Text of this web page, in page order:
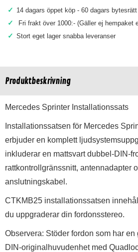
✓ 14 dagars öppet köp - 60 dagars bytesrätt
✓ Fri frakt över 1000:- (Gäller ej hempaket
✓ Stort eget lager snabba leveranser
Produktbeskrivning
Mercedes Sprinter Installationssats
Installationssatsen för Mercedes
erbjuder en komplett
inkluderar en mattsvart dubbel-DIN-
rattkontrollgränssnitt, antennadapter
anslutningskabel.
CTKMB25 installationssatsen
du uppgraderar din fordonsstereo.
Observera: Stöder fordon som har
DIN-originalhuvudenhet med